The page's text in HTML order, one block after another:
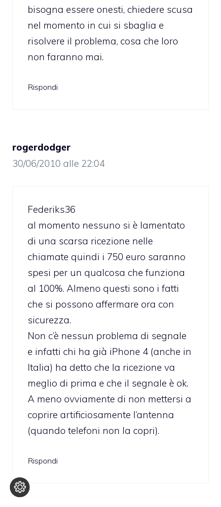
bisogna essere onesti, chiedere scusa
nel momento in cui si sbaglia e
risolvere il problema, cosa che loro
non faranno mai.
Rispondi
rogerdodger
30/06/2010 alle 22:04
Federiks36
al momento nessuno si è lamentato
di una scarsa ricezione nelle
chiamate quindi i 750 euro saranno
spesi per un qualcosa che funziona
al 100%. Almeno questi sono i fatti
che si possono affermare ora con
sicurezza.
Non c’è nessun problema di segnale
e infatti chi ha già iPhone 4 (anche in
Italia) ha detto che la ricezione va
meglio di prima e che il segnale è ok.
A meno ovviamente di non mettersi a
coprire artificiosamente l’antenna
(quando telefoni non la copri).
Rispondi